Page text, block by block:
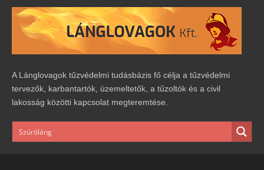
A Lánglovagok tűzvédelmi tudásbázis fő célja a tűzvédelmi
tervezők, karbantartók, üzemeltetők, a tűzoltók és a civil
lakosság közötti kapcsolat megteremtése.